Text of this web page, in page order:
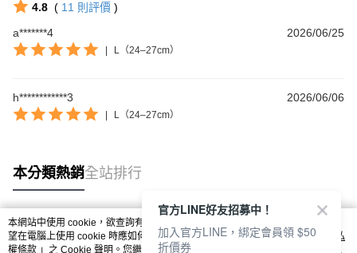
4.8 ( 11 則評價 )
a*******4
2026/06/25
L（24–27cm）
h************3 2026/06/06
L（24–27cm）
本分類熱銷全站排行
熱門標籤
本網站中使用 cookie，欲查詢有關本網站使用 cookie 方式之詳情，及若您不希
望在電腦上使用 cookie 時應如何變更電腦的 cookie 設定，請參閱本網站「
隱私
權條款 」之 Cookie 聲明。您繼續使用本網站即表示您同意本公司得按本網站使
官方LINE好友招募中！
加入官方LINE，綁定會員領 $50
折價券